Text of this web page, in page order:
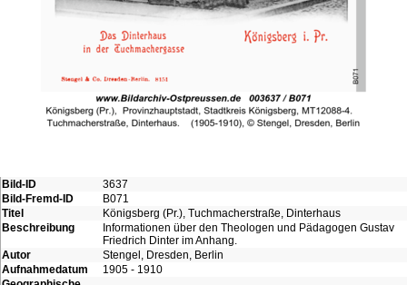
Bild-ID
3637
Bild-Fremd-ID
B071
Titel
Königsberg (Pr.), Tuchmacherstraße, Dinterhaus
Beschreibung
Informationen über den Theologen und Pädagogen Gustav
Friedrich Dinter im Anhang.
Autor
Stengel, Dresden, Berlin
Aufnahmedatum
1905 - 1910